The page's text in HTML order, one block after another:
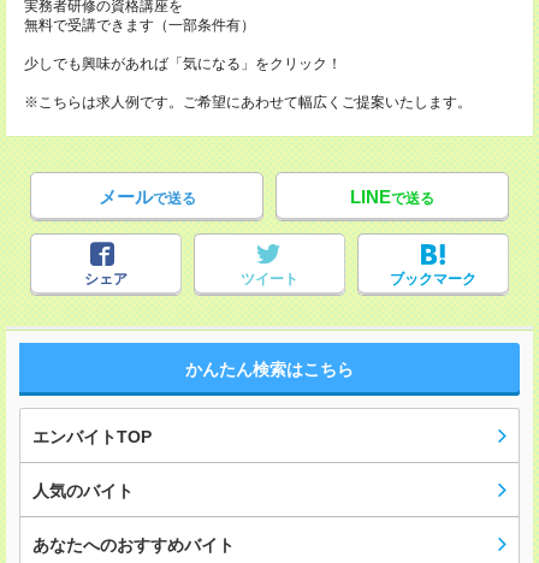
実務者研修の資格講座を
無料で受講できます（一部条件有）
少しでも興味があれば「気になる」をクリック！
※こちらは求人例です。ご希望にあわせて幅広くご提案いたします。
メールで送る LINEで送る
シェア ツイート ブックマーク
かんたん検索はこちら
エンバイトTOP
人気のバイト
あなたへのおすすめバイト